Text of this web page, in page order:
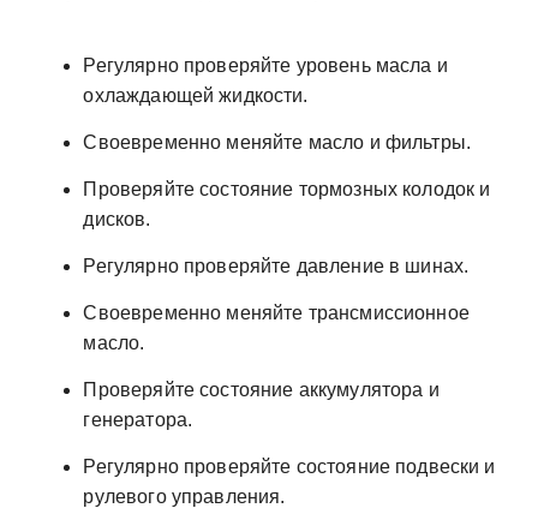
Регулярно проверяйте уровень масла и
охлаждающей жидкости.
Своевременно меняйте масло и фильтры.
Проверяйте состояние тормозных колодок и
дисков.
Регулярно проверяйте давление в шинах.
Своевременно меняйте трансмиссионное
масло.
Проверяйте состояние аккумулятора и
генератора.
Регулярно проверяйте состояние подвески и
рулевого управления.